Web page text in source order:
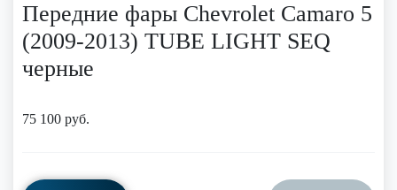
Передние фары Chevrolet Camaro 5
(2009-2013) TUBE LIGHT SEQ
черные
75 100 руб.